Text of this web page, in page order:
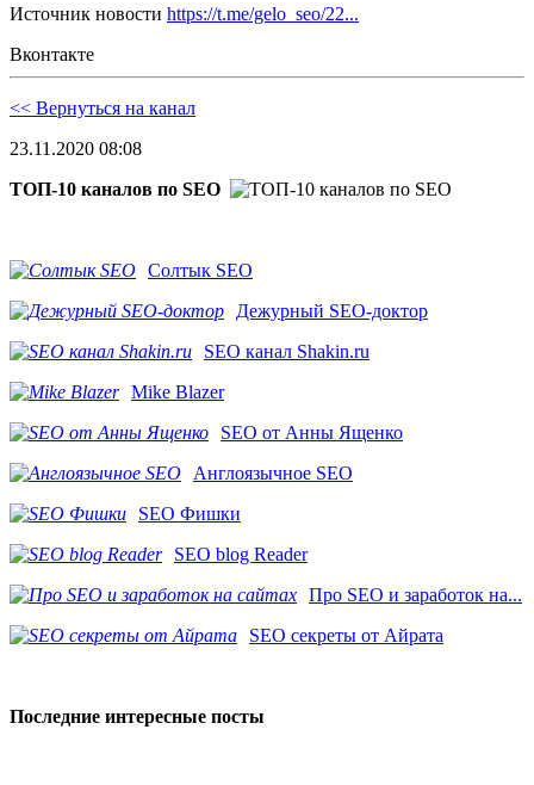
Источник новости https://t.me/gelo_seo/22...
Вконтакте
<< Вернуться на канал
23.11.2020 08:08
ТОП-10 каналов по SEO
Солтык SEO
Дежурный SEO-доктор
SEO канал Shakin.ru
Mike Blazer
SEO от Анны Ященко
Англоязычное SEO
SEO Фишки
SEO blog Reader
Про SEO и заработок на...
SEO секреты от Айрата
Последние интересные посты